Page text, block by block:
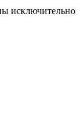
исключительно